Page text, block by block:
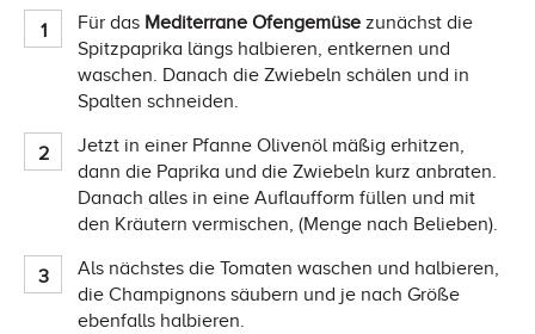
Für das Mediterrane Ofengemüse zunächst die
Spitzpaprika längs halbieren, entkernen und
waschen. Danach die Zwiebeln schälen und in
Spalten schneiden.
Jetzt in einer Pfanne Olivenöl mäßig erhitzen,
dann die Paprika und die Zwiebeln kurz anbraten.
Danach alles in eine Auflaufform füllen und mit
den Kräutern vermischen, (Menge nach Belieben).
Als nächstes die Tomaten waschen und halbieren,
die Champignons säubern und je nach Größe
ebenfalls halbieren.